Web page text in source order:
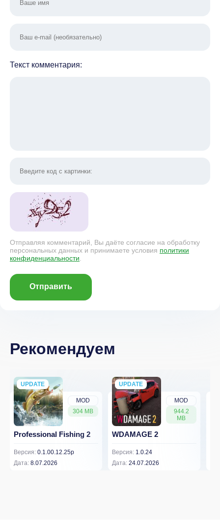
Текст комментария:
Отправляя комментарий, Вы даёте согласие на обработку
персональных данных и принимаете условия политики
конфиденциальности.
Отправить
Рекомендуем
MOD
304 MB
UPDATE
NEW
Professional Fishing 2
Версия: 0.1.00.12.25p
Дата: 8.07.2026
MOD
944.2
MB
UPDATE
NEW
WDAMAGE 2
Версия: 1.0.24
Дата: 24.07.2026